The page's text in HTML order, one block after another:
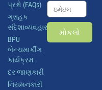
પ્રશ્નો (FAQs)
ગ્રાહક
સંદેશાવ્યવહાર
BPU
બેન્ચમાર્કીંગ
કાર્યક્રમ
દર જાણકારી
નિયમનકારી
મોકલો